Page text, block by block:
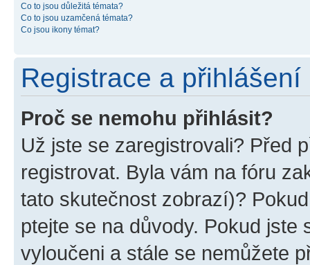
Co to jsou důležitá témata?
Co to jsou uzamčená témata?
Co jsou ikony témat?
Registrace a přihlášení
Proč se nemohu přihlásit?
Už jste se zaregistrovali? Před
registrovat. Byla vám na fóru
tato skutečnost zobrazí)?
ptejte se na důvody. Pokud jste
vyloučeni a stále se nemůžete